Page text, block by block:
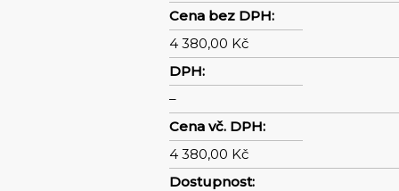
Cena bez DPH:
4 380,00 Kč
DPH:
–
Cena vč. DPH:
4 380,00 Kč
Dostupnost: